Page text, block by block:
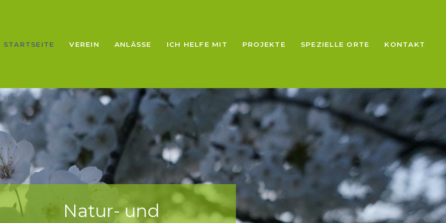
STARTSEITE VEREIN ANLÄSSE ICH HELFE MIT PROJEKTE SPEZIELLE ORTE KONTAKT
Natur- und